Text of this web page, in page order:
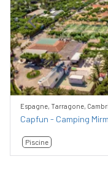
Previous
Espagne, Tarragone,
Capfun - Camping
Piscine